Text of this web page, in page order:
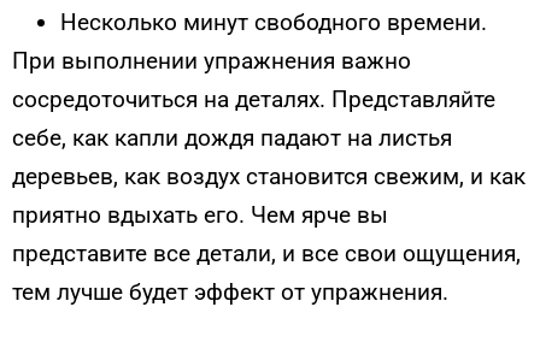
Несколько минут свободного времени.
При выполнении упражнения важно
сосредоточиться на деталях. Представляйте
себе, как капли дождя падают на листья
деревьев, как воздух становится свежим, и как
приятно вдыхать его. Чем ярче вы
представите все детали, и все свои ощущения,
тем лучше будет эффект от упражнения.